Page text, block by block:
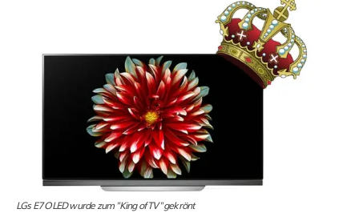
LGs E7 OLED wurde zum "King of TV" gekrönt